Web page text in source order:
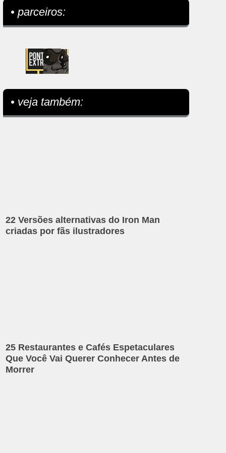
• parceiros:
• veja também:
22 Versões alternativas do Iron Man
criadas por fãs ilustradores
25 Restaurantes e Cafés Espetaculares
Que Você Vai Querer Conhecer Antes de
Morrer